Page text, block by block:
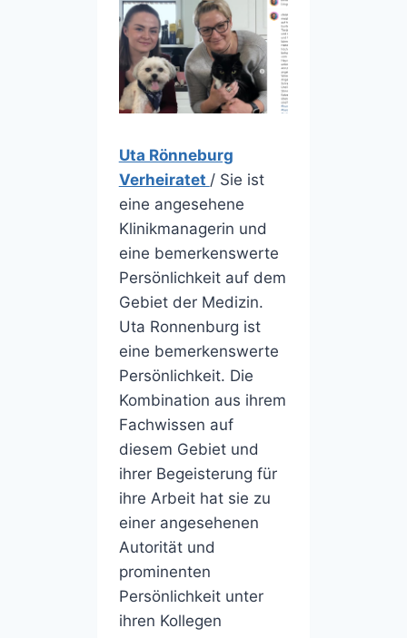
Uta Rönneburg
Verheiratet / Sie ist
eine angesehene
Klinikmanagerin und
eine bemerkenswerte
Persönlichkeit auf dem
Gebiet der Medizin.
Uta Ronnenburg ist
eine bemerkenswerte
Persönlichkeit. Die
Kombination aus ihrem
Fachwissen auf
diesem Gebiet und
ihrer Begeisterung für
ihre Arbeit hat sie zu
einer angesehenen
Autorität und
prominenten
Persönlichkeit unter
ihren Kollegen